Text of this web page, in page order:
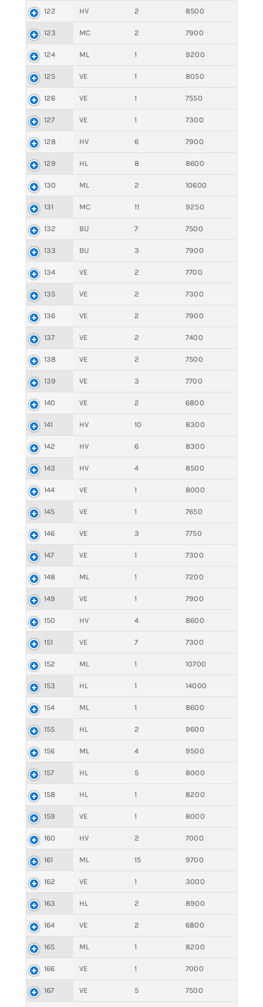
122 HV 2 8500
123 MC 2 7900
124 ML 1 9200
125 VE 1 8050
126 VE 1 7550
127 VE 1 7300
128 HV 6 7900
129 HL 8 8600
130 ML 2 10600
131 MC 11 9250
132 BU 7 7500
133 BU 3 7900
134 VE 2 7700
135 VE 2 7300
136 VE 2 7900
137 VE 2 7400
138 VE 2 7500
139 VE 3 7700
140 VE 2 6800
141 HV 10 8300
142 HV 6 8300
143 HV 4 8500
144 VE 1 8000
145 VE 1 7650
146 VE 3 7750
147 VE 1 7300
148 ML 1 7200
149 VE 1 7900
150 HV 4 8600
151 VE 7 7300
152 ML 1 10700
153 HL 1 14000
154 ML 1 8600
155 HL 2 9600
156 ML 4 9500
157 HL 5 8000
158 HL 1 8200
159 VE 1 8000
160 HV 2 7000
161 ML 15 9700
162 VE 1 3000
163 HL 2 8900
164 VE 2 6800
165 ML 1 8200
166 VE 1 7000
167 VE 5 7500